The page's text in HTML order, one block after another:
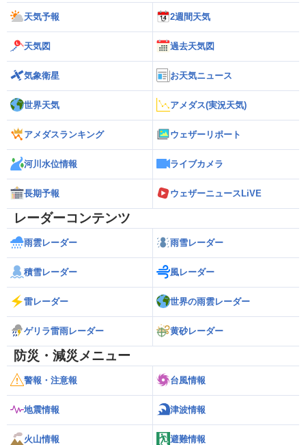
天気予報 2週間天気
天気図 過去天気図
気象衛星 お天気ニュース
世界天気 アメダス(実況天気)
アメダスランキング ウェザーリポート
河川水位情報 ライブカメラ
長期予報 ウェザーニュースLiVE
レーダーコンテンツ
雨雲レーダー 雨雪レーダー
積雪レーダー 風レーダー
雷レーダー 世界の雨雲レーダー
ゲリラ雷雨レーダー 黄砂レーダー
防災・減災メニュー
警報・注意報 台風情報
地震情報 津波情報
火山情報 避難情報